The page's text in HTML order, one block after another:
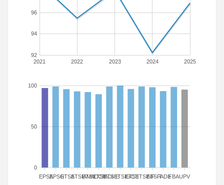
2021 2022 2023 2024 2025
92
94
96
EPSAEPSGETSAETSIAMN
ETSICCP
ETSIADI
ETSIEETSIGCT
ETSIIETSINFETSITFADEFBAUPV
0
50
100